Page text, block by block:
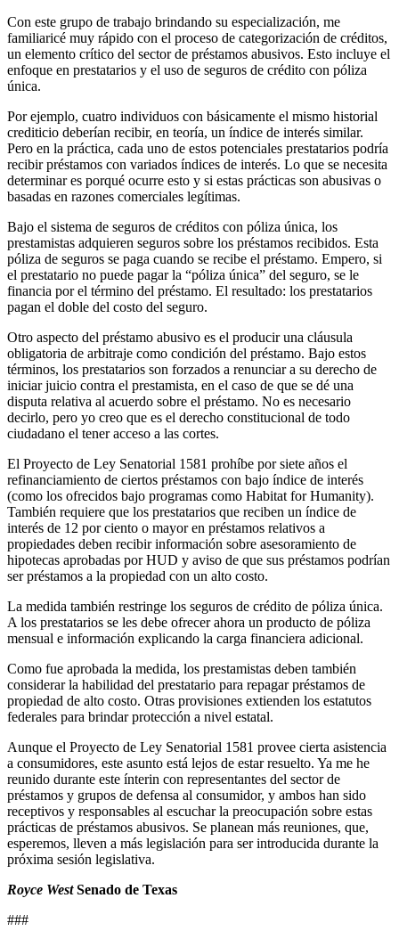
Con este grupo de trabajo brindando su especialización, me
familiaricé muy rápido con el proceso de categorización de créditos,
un elemento crítico del sector de préstamos abusivos. Esto incluye el
enfoque en prestatarios y el uso de seguros de crédito con póliza
única.
Por ejemplo, cuatro individuos con básicamente el mismo historial
crediticio deberían recibir, en teoría, un índice de interés similar.
Pero en la práctica, cada uno de estos potenciales prestatarios podría
recibir préstamos con variados índices de interés. Lo que se necesita
determinar es porqué ocurre esto y si estas prácticas son abusivas o
basadas en razones comerciales legítimas.
Bajo el sistema de seguros de créditos con póliza única, los
prestamistas adquieren seguros sobre los préstamos recibidos. Esta
póliza de seguros se paga cuando se recibe el préstamo. Empero, si
el prestatario no puede pagar la “póliza única” del seguro, se le
financia por el término del préstamo. El resultado: los prestatarios
pagan el doble del costo del seguro.
Otro aspecto del préstamo abusivo es el producir una cláusula
obligatoria de arbitraje como condición del préstamo. Bajo estos
términos, los prestatarios son forzados a renunciar a su derecho de
iniciar juicio contra el prestamista, en el caso de que se dé una
disputa relativa al acuerdo sobre el préstamo. No es necesario
decirlo, pero yo creo que es el derecho constitucional de todo
ciudadano el tener acceso a las cortes.
El Proyecto de Ley Senatorial 1581 prohíbe por siete años el
refinanciamiento de ciertos préstamos con bajo índice de interés
(como los ofrecidos bajo programas como Habitat for Humanity).
También requiere que los prestatarios que reciben un índice de
interés de 12 por ciento o mayor en préstamos relativos a
propiedades deben recibir información sobre asesoramiento de
hipotecas aprobadas por HUD y aviso de que sus préstamos podrían
ser préstamos a la propiedad con un alto costo.
La medida también restringe los seguros de crédito de póliza única.
A los prestatarios se les debe ofrecer ahora un producto de póliza
mensual e información explicando la carga financiera adicional.
Como fue aprobada la medida, los prestamistas deben también
considerar la habilidad del prestatario para repagar préstamos de
propiedad de alto costo. Otras provisiones extienden los estatutos
federales para brindar protección a nivel estatal.
Aunque el Proyecto de Ley Senatorial 1581 provee cierta asistencia
a consumidores, este asunto está lejos de estar resuelto. Ya me he
reunido durante este ínterin con representantes del sector de
préstamos y grupos de defensa al consumidor, y ambos han sido
receptivos y responsables al escuchar la preocupación sobre estas
prácticas de préstamos abusivos. Se planean más reuniones, que,
esperemos, lleven a más legislación para ser introducida durante la
próxima sesión legislativa.
Royce WestSenado de Texas
###